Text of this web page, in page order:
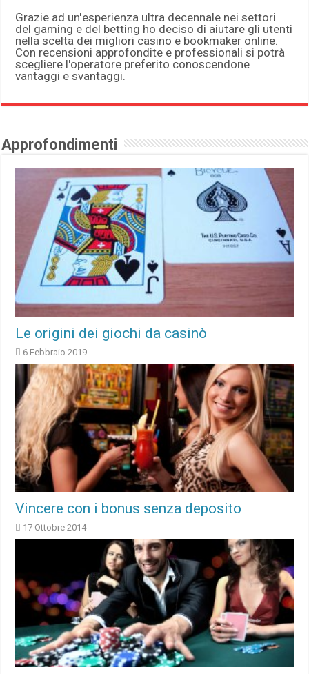
Grazie ad un'esperienza ultra decennale nei settori
del gaming e del betting ho deciso di aiutare gli utenti
nella scelta dei migliori casino e bookmaker online.
Con recensioni approfondite e professionali si potrà
scegliere l'operatore preferito conoscendone
vantaggi e svantaggi.
Approfondimenti
Le origini dei giochi da casinò
6 Febbraio 2019
Vincere con i bonus senza deposito
17 Ottobre 2014